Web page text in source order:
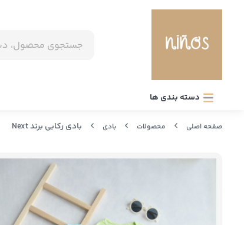
دسته بندی ها
صفحه اصلی محصولات بادی بادی رکابی برند Next